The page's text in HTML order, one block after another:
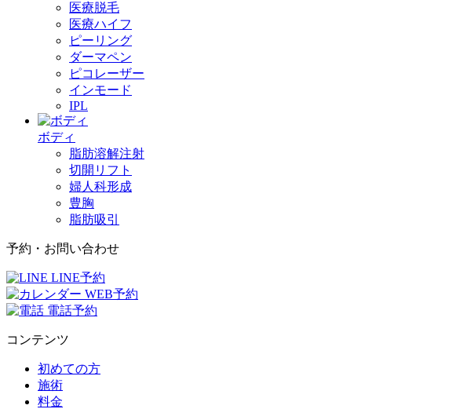
医療脱毛
医療ハイフ
ピーリング
ダーマペン
ピコレーザー
インモード
IPL
ボディ
脂肪溶解注射
切開リフト
婦人科形成
豊胸
脂肪吸引
予約・お問い合わせ
LINE予約
WEB予約
電話予約
コンテンツ
初めての方
施術
料金